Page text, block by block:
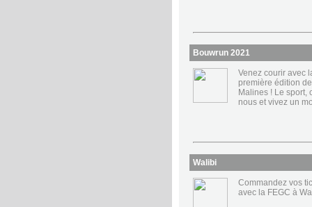
Bouwrun 2021
Venez courir avec
première édition
Malines ! Le sport,
nous et vivez un
Walibi
Commandez vos
avec la FEGC à